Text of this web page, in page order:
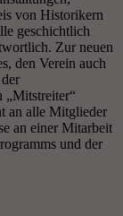
von Historikern
geschichtlich
Zur neuen
den Verein auch
„Mitstreiter“
an alle Mitglieder
an einer Mitarbeit
und der